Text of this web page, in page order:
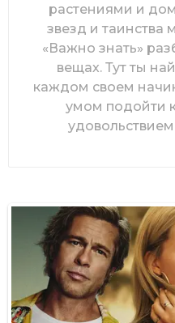
растениями и
звезд и
«Важно знать»
вещах. Тут ты
каждом своем
умом подойти